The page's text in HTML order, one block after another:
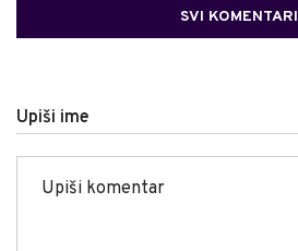
SVI KOMENTARI
Upiši ime